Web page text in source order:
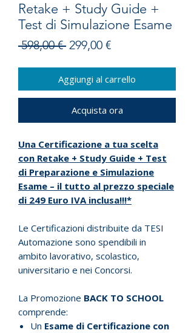
Retake + Study Guide +
Test di Simulazione Esame
598,00 € Prezzo
299,00 €Prezzo
Aggiungi al carrello
Acquista ora
Una Certificazione a tua scelta
con Retake + Study Guide + Test
di Preparazione e Simulazione
Esame – il tutto al prezzo speciale
di 249 Euro IVA inclusa!!!*
Le Certificazioni distribuite da TESI
Automazione sono spendibili in
ambito lavorativo, scolastico,
universitario e nei Concorsi.
La Promozione BACK TO SCHOOL
comprende:
Un Esame di Certificazione con